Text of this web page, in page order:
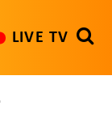
LIVE TV